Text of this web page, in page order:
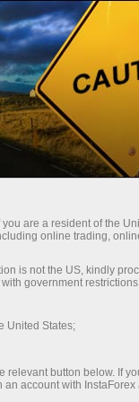
लिए
are a resident of the
online trading,
is not the US, kindly
government
United States;
relevant button below. If
account with InstaForex